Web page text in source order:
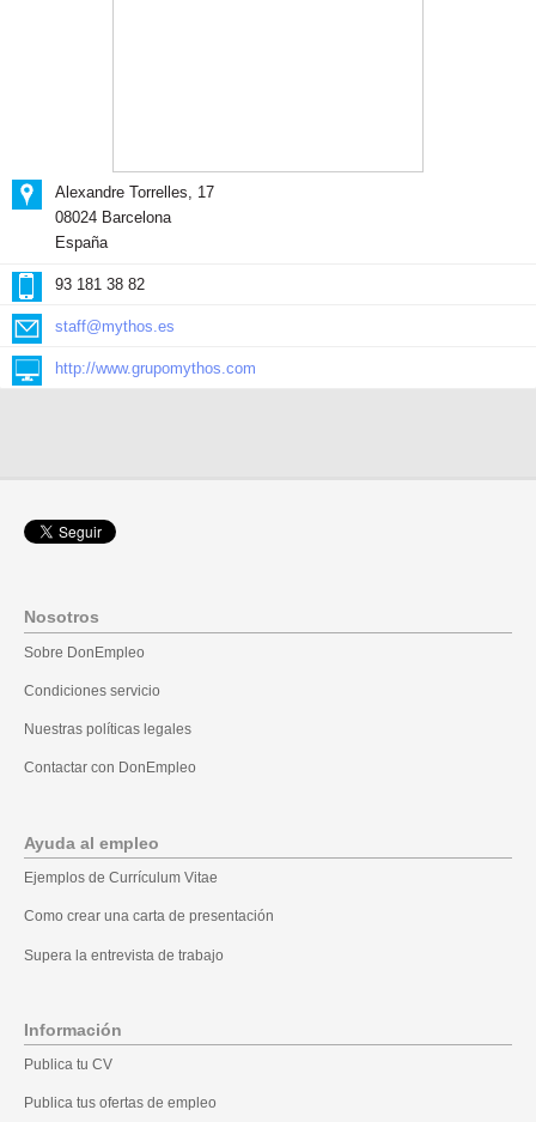
Alexandre Torrelles, 17
08024 Barcelona
España
93 181 38 82
staff@mythos.es
http://www.grupomythos.com
Nosotros
Sobre DonEmpleo
Condiciones servicio
Nuestras políticas legales
Contactar con DonEmpleo
Ayuda al empleo
Ejemplos de Currículum Vitae
Como crear una carta de presentación
Supera la entrevista de trabajo
Información
Publica tu CV
Publica tus ofertas de empleo